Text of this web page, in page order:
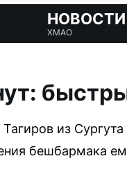
НОВОСТИ
ХМАО
из
бешбармака